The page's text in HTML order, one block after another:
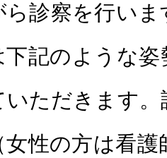
ら診察を行いま
下記のような姿
いただきます
女性の方は看